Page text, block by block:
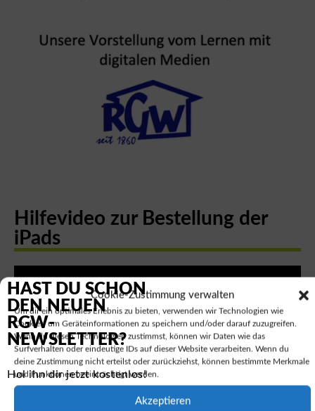
Cookie-Zustimmung verwalten
Um dir ein optimales Erlebnis zu bieten, verwenden wir Technologien wie
Cookies, um Geräteinformationen zu speichern und/oder darauf zuzugreifen.
Wenn du diesen Technologien zustimmst, können wir Daten wie das
Surfverhalten oder eindeutige IDs auf dieser Website verarbeiten. Wenn du
deine Zustimmung nicht erteilst oder zurückziehst, können bestimmte Merkmale
und Funktionen beeinträchtigt werden.
Akzeptieren
Hilfevideo zur Bestellung der
iPads
Informationen zur Bestellung der
HAST DU SCHON
DEN NEUEN
RGW-
NEWSLETTER?
Hol ihn dir jetzt kostenlos!